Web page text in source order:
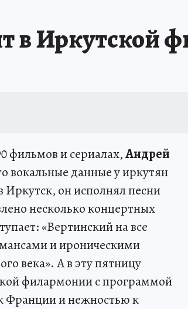
в Иркутской
фильмов и сериалах,Андрей
вокальные данные у иркутян
Иркутск, он исполнял песни
несколько концертных
«Вертинский на все
и ироническими
века». А в эту пятницу
филармонии с программой
Франции и нежностью к